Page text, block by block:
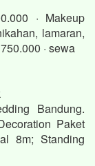
· Makeup
lamaran,
· sewa
Bandung.
Paket
8m; Standing